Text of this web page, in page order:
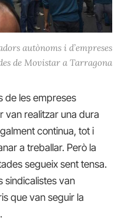
autònoms i d’empreses
de Movistar a Tarragona
de les empreses
van realitzar una dura
continua, tot i
a treballar. Però la
segueix sent tensa.
sindicalistes van
que van seguir la